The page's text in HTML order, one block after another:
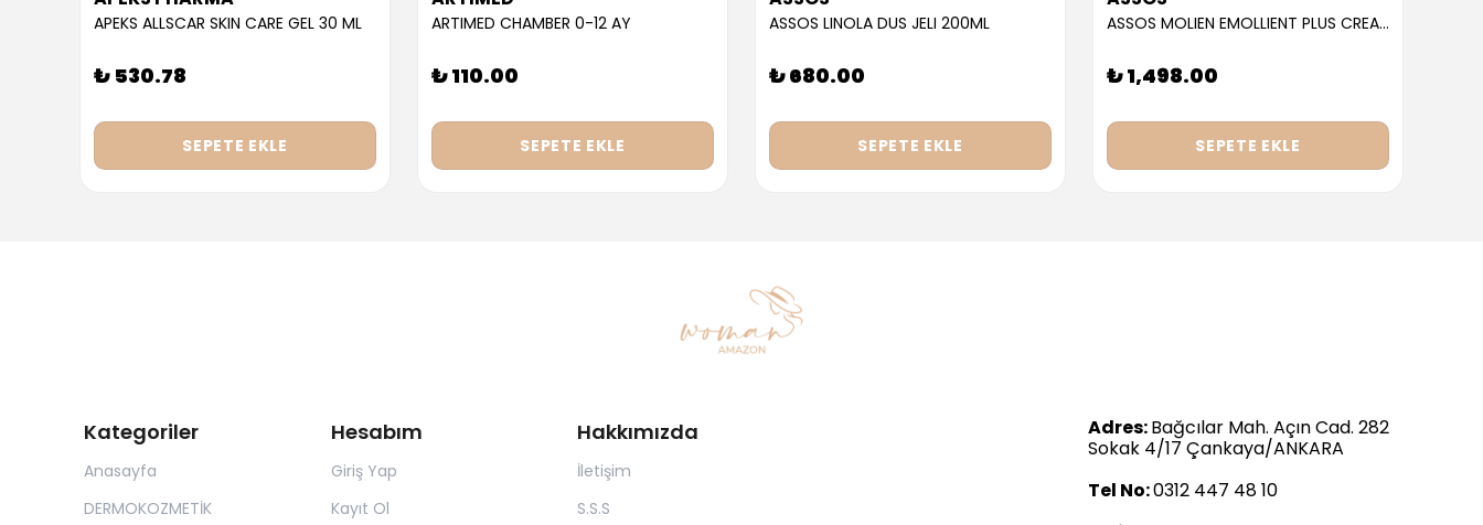
APEKS ALLSCAR SKIN CARE GEL 30 ML
₺ 530.78
SEPETE EKLE
ARTIMED CHAMBER 0-12 AY
₺ 110.00
SEPETE EKLE
ASSOS LINOLA DUS JELI 200ML
₺ 680.00
SEPETE EKLE
ASSOS MOLIEN EMOLLIENT PLUS CREAM 300ML
₺ 1,498.00
SEPETE EKLE
Kategoriler
Anasayfa
DERMOKOZMETİK
Hesabım
Giriş Yap
Kayıt Ol
Hakkımızda
İletişim
S.S.S
Adres:Bağcılar Mah. Açın Cad. 282
Sokak 4/17 Çankaya/ANKARA
Tel No:0312 447 48 10